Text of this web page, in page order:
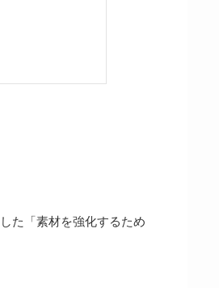
た「素材を強化するため